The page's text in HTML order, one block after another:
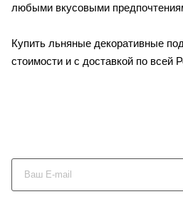
любыми вкусовыми
Купить льняные декоративные
стоимости и с доставкой по всей